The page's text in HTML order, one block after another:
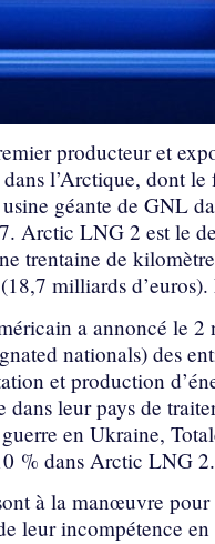
producteur et
l’Arctique, dont
géante de GNL
Arctic LNG 2 est le
trentaine de
milliards
a annoncé le
nationals) des
et production
leur pays de
en Ukraine,
% dans Arctic LNG 2.
à la manœuvre
leur incompétence